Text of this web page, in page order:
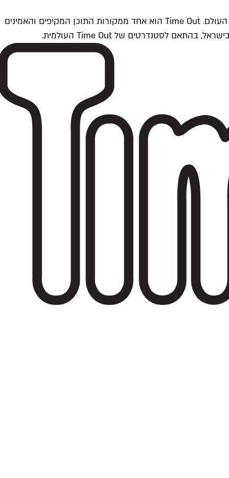
Time Outתל אביב הוא חלק מרשת Time Out Global — רשת מדיה בינלאומית הפועלת ב-360 ערים מרכזיות וב-60 מדינות ברחבי העולם. Time Out הוא אחד ממקורות התוכן המקיפים והאמינים